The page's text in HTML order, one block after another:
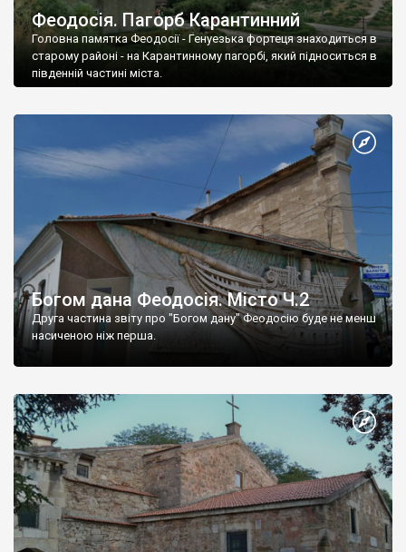
Феодосія. Пагорб Карантинний
Головна памятка Феодосії - Генуезька фортеця знаходиться в
старому районі - на Карантинному пагорбі, який підноситься в
південній частині міста.
Богом дана Феодосія. Місто Ч.2
Друга частина звіту про "Богом дану" Феодосію буде не менш
насиченою ніж перша.